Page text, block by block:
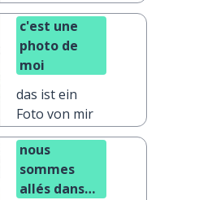
sehen?
c'est une
photo de
moi
das ist ein
Foto von mir
nous
sommes
allés dans